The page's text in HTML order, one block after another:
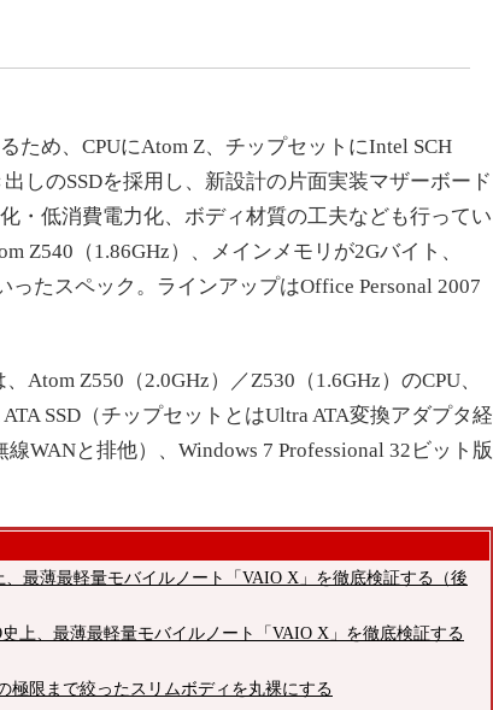
め、CPUにAtom Z、チップセットにIntel SCH
しのSSDを採用し、新設計の片面実装マザーボード
・低消費電力化、ボディ材質の工夫なども行ってい
Z540（1.86GHz）、メインメモリが2Gバイト、
ったスペック。ラインアップはOffice Personal 2007
Z550（2.0GHz）／Z530（1.6GHz）のCPU、
SSD（チップセットとはUltra ATA変換アダプタ経
WANと排他）、Windows 7 Professional 32ビット版
最薄最軽量モバイルノート「VAIO X」を徹底検証する（後
上、最薄最軽量モバイルノート「VAIO X」を徹底検証する
極限まで絞ったスリムボディを丸裸にする